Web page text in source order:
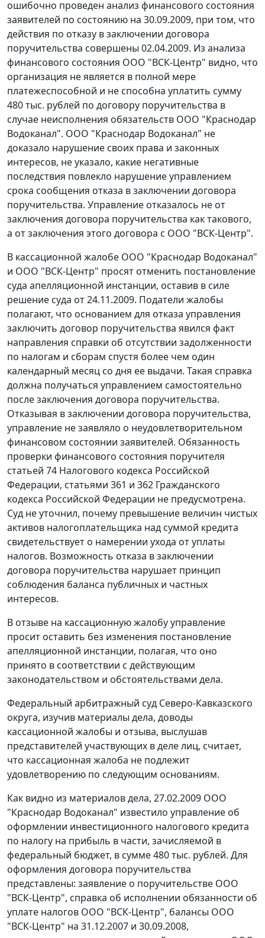
ошибочно проведен анализ финансового состояния
заявителей по состоянию на 30.09.2009, при том, что
действия по отказу в заключении договора
поручительства совершены 02.04.2009. Из анализа
финансового состояния ООО "ВСК-Центр" видно, что
организация не является в полной мере
платежеспособной и не способна уплатить сумму
480 тыс. рублей по договору поручительства в
случае неисполнения обязательств ООО "Краснодар
Водоканал". ООО "Краснодар Водоканал" не
доказало нарушение своих права и законных
интересов, не указало, какие негативные
последствия повлекло нарушение управлением
срока сообщения отказа в заключении договора
поручительства. Управление отказалось не от
заключения договора поручительства как такового,
а от заключения этого договора с ООО "ВСК-Центр".
В кассационной жалобе ООО "Краснодар Водоканал"
и ООО "ВСК-Центр" просят отменить постановление
суда апелляционной инстанции, оставив в силе
решение суда от 24.11.2009. Податели жалобы
полагают, что основанием для отказа управления
заключить договор поручительства явился факт
направления справки об отсутствии задолженности
по налогам и сборам спустя более чем один
календарный месяц со дня ее выдачи. Такая справка
должна получаться управлением самостоятельно
после заключения договора поручительства.
Отказывая в заключении договора поручительства,
управление не заявляло о неудовлетворительном
финансовом состоянии заявителей. Обязанность
проверки финансового состояния поручителя
статьей 74 Налогового кодекса Российской
Федерации, статьями 361 и 362 Гражданского
кодекса Российской Федерации не предусмотрена.
Суд не уточнил, почему превышение величин чистых
активов налогоплательщика над суммой кредита
свидетельствует о намерении ухода от уплаты
налогов. Возможность отказа в заключении
договора поручительства нарушает принцип
соблюдения баланса публичных и частных
интересов.
В отзыве на кассационную жалобу управление
просит оставить без изменения постановление
апелляционной инстанции, полагая, что оно
принято в соответствии с действующим
законодательством и обстоятельствами дела.
Федеральный арбитражный суд Северо-Кавказского
округа, изучив материалы дела, доводы
кассационной жалобы и отзыва, выслушав
представителей участвующих в деле лиц, считает,
что кассационная жалоба не подлежит
удовлетворению по следующим основаниям.
Как видно из материалов дела, 27.02.2009 ООО
"Краснодар Водоканал" известило управление об
оформлении инвестиционного налогового кредита
по налогу на прибыль в части, зачисляемой в
федеральный бюджет, в сумме 480 тыс. рублей. Для
оформления договора поручительства
представлены: заявление о поручительстве ООО
"ВСК-Центр", справка об исполнении обязанности об
уплате налогов ООО "ВСК-Центр", балансы ООО
"ВСК-Центр" на 31.12.2007 и 30.09.2008,